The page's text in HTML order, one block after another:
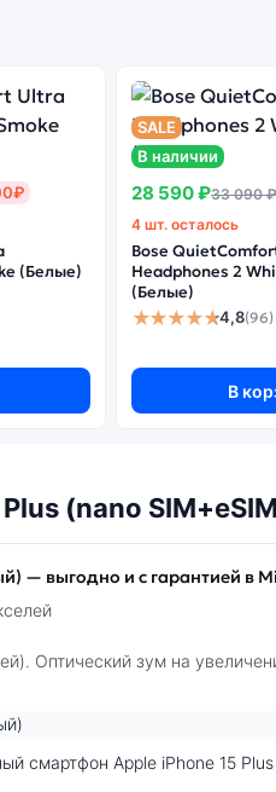
Количество основных камер:
Основная камера МПикс:
Цифровой зум (x):
Оптическая стабилизация:
(Белые)
SALE
В наличии
28 590 ₽33 090 ₽
4 шт. осталось
Bose
Headphones 2
(Белые)
★★★★★4,8(96)
В
(nano
— выгодно и с гарантией в
Оптический зум на